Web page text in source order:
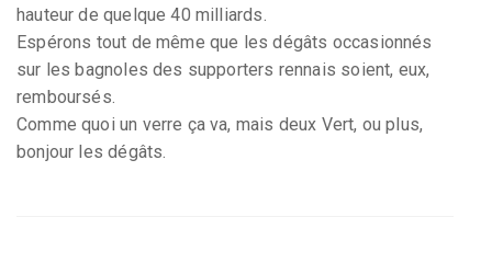
hauteur de quelque 40 milliards.
Espérons tout de même que les dégâts occasionnés
sur les bagnoles des supporters rennais soient, eux,
remboursés.
Comme quoi un verre ça va, mais deux Vert, ou plus,
bonjour les dégâts.